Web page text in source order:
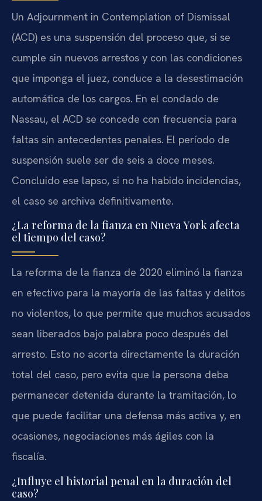
Un Adjournment in Contemplation of Dismissal
(ACD) es una suspensión del proceso que, si se
cumple sin nuevos arrestos y con las condiciones
que imponga el juez, conduce a la desestimación
automática de los cargos. En el condado de
Nassau, el ACD se concede con frecuencia para
faltas sin antecedentes penales. El período de
suspensión suele ser de seis a doce meses.
Concluido ese lapso, si no ha habido incidencias,
el caso se archiva definitivamente.
¿La reforma de la fianza en Nueva York afecta
el tiempo del caso?
La reforma de la fianza de 2020 eliminó la fianza
en efectivo para la mayoría de las faltas y delitos
no violentos, lo que permite que muchos acusados
sean liberados bajo palabra poco después del
arresto. Esto no acorta directamente la duración
total del caso, pero evita que la persona deba
permanecer detenida durante la tramitación, lo
que puede facilitar una defensa más activa y, en
ocasiones, negociaciones más ágiles con la
fiscalía.
¿Influye el historial penal en la duración del
caso?